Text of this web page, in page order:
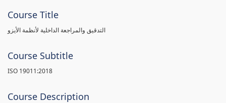
Course Title
التدقيق والمراجعة الداخلية لأنظمة الأيزو
Course Subtitle
ISO 19011:2018
Course Description